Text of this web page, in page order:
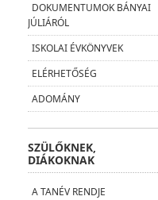
DOKUMENTUMOK BÁNYAI
JÚLIÁRÓL
ISKOLAI ÉVKÖNYVEK
ELÉRHETŐSÉG
ADOMÁNY
SZÜLŐKNEK,
DIÁKOKNAK
A TANÉV RENDJE